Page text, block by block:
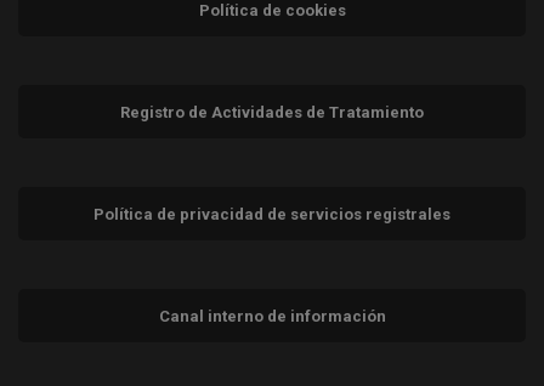
Política de cookies
Registro de Actividades de Tratamiento
Política de privacidad de servicios registrales
Canal interno de información